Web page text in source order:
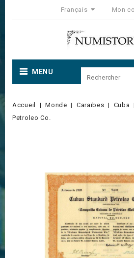
Français Mon
MENU
Accueil Monde Caraïbes Cuba
Petroleo Co.